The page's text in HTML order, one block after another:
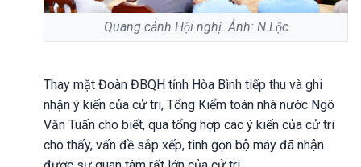
Quang cảnh Hội nghị. Ảnh: N.Lộc
Thay mặt Đoàn ĐBQH tỉnh Hòa Bình tiếp thu và ghi
nhận ý kiến của cử tri, Tổng Kiểm toán nhà nước Ngô
Văn Tuấn cho biết, qua tổng hợp các ý kiến của cử tri
cho thấy, vấn đề sắp xếp, tinh gọn bộ máy đã nhận